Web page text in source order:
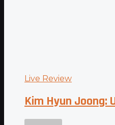
Live Review
Kim Hyun Joong: